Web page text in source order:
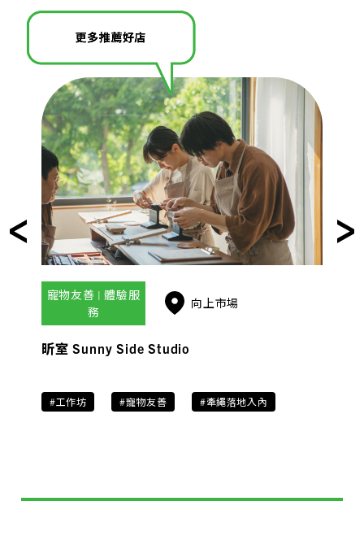
寵物友善 | 體驗服
務
向上市場
昕室 Sunny Side Studio
#工作坊 #寵物友善 #牽繩落地入內